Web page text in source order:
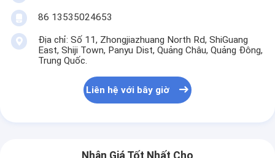
86 13535024653
Địa chỉ: Số 11, Zhongjiazhuang North Rd, ShiGuang
East, Shiji Town, Panyu Dist, Quảng Châu, Quảng Đông,
Trung Quốc.
Liên hệ với bây giờ